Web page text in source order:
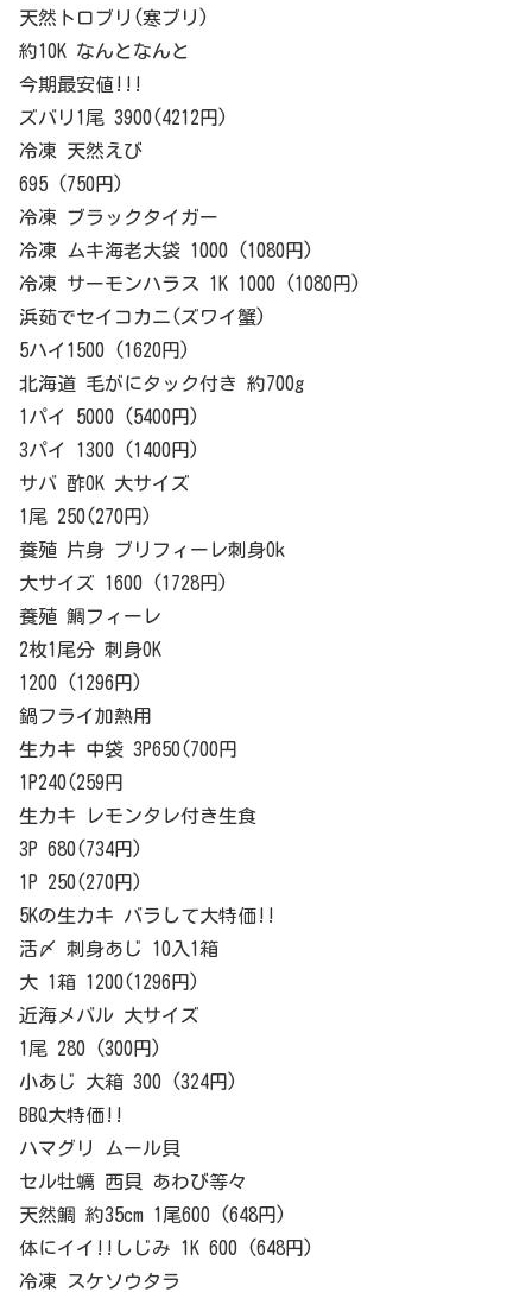
天然トロブリ(寒ブリ)
約10K なんとなんと
今期最安値!!!
ズバリ1尾 3900(4212円)
冷凍 天然えび
695 (750円)
冷凍 ブラックタイガー
冷凍 ムキ海老大袋 1000 (1080円)
冷凍 サーモンハラス 1K 1000 (1080円)
浜茹でセイコカニ(ズワイ蟹)
5ハイ1500 (1620円)
北海道 毛がにタック付き 約700g
1パイ 5000 (5400円)
3パイ 1300 (1400円)
サバ 酢OK 大サイズ
1尾 250(270円)
養殖 片身 ブリフィーレ刺身Ok
大サイズ 1600 (1728円)
養殖 鯛フィーレ
2枚1尾分 刺身OK
1200 (1296円)
鍋フライ加熱用
生カキ 中袋 3P650(700円
1P240(259円
生カキ レモンタレ付き生食
3P 680(734円)
1P 250(270円)
5Kの生カキ バラして大特価!!
活〆 刺身あじ 10入1箱
大 1箱 1200(1296円)
近海メバル 大サイズ
1尾 280 (300円)
小あじ 大箱 300 (324円)
BBQ大特価!!
ハマグリ ムール貝
セル牡蠣 西貝 あわび等々
天然鯛 約35cm 1尾600 (648円)
体にイイ!!しじみ 1K 600 (648円)
冷凍 スケソウタラ